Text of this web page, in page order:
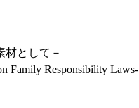
材として－
Family Responsibility Laws-